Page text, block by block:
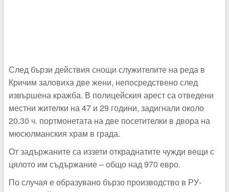
След бързи действия снощи служителите на реда в
Кричим заловиха две жени, непосредствено след
извършена кражба. В полицейския арест са отведени
местни жителки на 47 и 29 години, задигнали около
20.30 ч. портмонетата на две посетителки в двора на
мюсюлманския храм в града.
От задържаните са иззети откраднатите чужди вещи с
цялото им съдържание – общо над 970 евро.
По случая е образувано бързо производство в РУ-